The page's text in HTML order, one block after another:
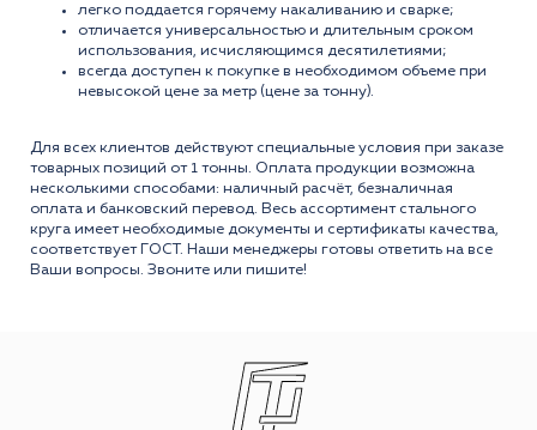
легко поддается горячему накаливанию и сварке;
отличается универсальностью и длительным сроком
использования, исчисляющимся десятилетиями;
всегда доступен к покупке в необходимом объеме при
невысокой цене за метр (цене за тонну).
Для всех клиентов действуют специальные условия при заказе
товарных позиций от 1 тонны. Оплата продукции возможна
несколькими способами: наличный расчёт, безналичная
оплата и банковский перевод. Весь ассортимент стального
круга имеет необходимые документы и сертификаты качества,
соответствует ГОСТ. Наши менеджеры готовы ответить на все
Ваши вопросы. Звоните или пишите!